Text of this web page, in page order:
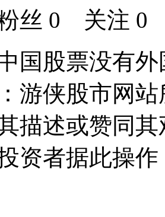
丝 0 关注 0
国股票没有
游侠股市网
描述或赞同
资者据此操